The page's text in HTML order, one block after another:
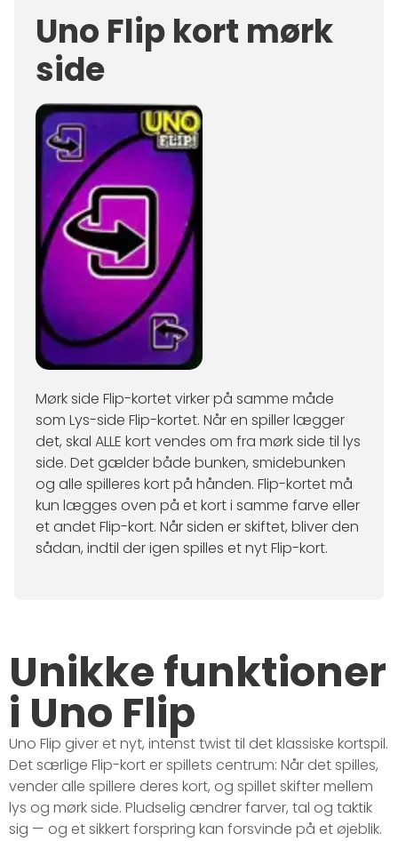
Uno Flip kort mørk
side
Mørk side Flip-kortet virker på samme måde
som Lys-side Flip-kortet. Når en spiller lægger
det, skal ALLE kort vendes om fra mørk side til lys
side. Det gælder både bunken, smidebunken
og alle spilleres kort på hånden. Flip-kortet må
kun lægges oven på et kort i samme farve eller
et andet Flip-kort. Når siden er skiftet, bliver den
sådan, indtil der igen spilles et nyt Flip-kort.
Unikke funktioner
i Uno Flip
Uno Flip giver et nyt, intenst twist til det klassiske kortspil.
Det særlige Flip-kort er spillets centrum: Når det spilles,
vender alle spillere deres kort, og spillet skifter mellem
lys og mørk side. Pludselig ændrer farver, tal og taktik
sig — og et sikkert forspring kan forsvinde på et øjeblik.